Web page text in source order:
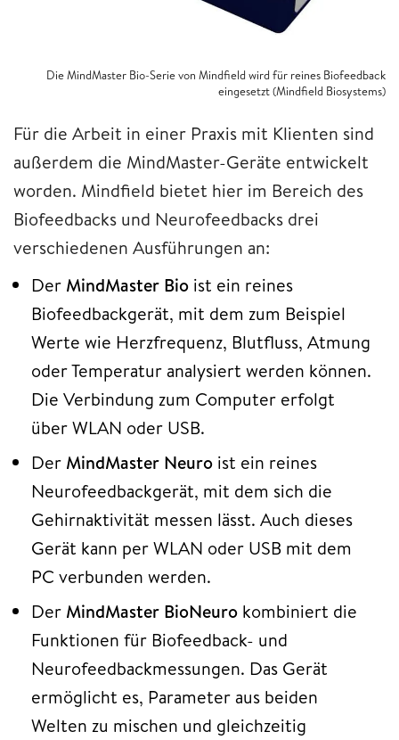
Die MindMaster Bio-Serie von Mindfield wird für reines Biofeedback
eingesetzt (Mindfield Biosystems)
Für die Arbeit in einer Praxis mit Klienten sind
außerdem die MindMaster-Geräte entwickelt
worden. Mindfield bietet hier im Bereich des
Biofeedbacks und Neurofeedbacks drei
verschiedenen Ausführungen an:
Der MindMaster Bio ist ein reines
Biofeedbackgerät, mit dem zum Beispiel
Werte wie Herzfrequenz, Blutfluss, Atmung
oder Temperatur analysiert werden können.
Die Verbindung zum Computer erfolgt
über WLAN oder USB.
Der MindMaster Neuro ist ein reines
Neurofeedbackgerät, mit dem sich die
Gehirnaktivität messen lässt. Auch dieses
Gerät kann per WLAN oder USB mit dem
PC verbunden werden.
Der MindMaster BioNeuro kombiniert die
Funktionen für Biofeedback- und
Neurofeedbackmessungen. Das Gerät
ermöglicht es, Parameter aus beiden
Welten zu mischen und gleichzeitig